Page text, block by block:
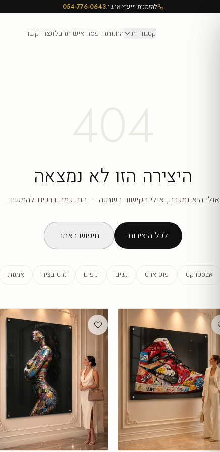
להזמנות וייעוץ אישי:054-776-0643
קטגוריות החנותהדפסה אישיתהבלוגצרו קשר
היצירה הזו לא נמצאה
אולי היא נמכרה, אולי הקישור השתנה — הנה כמה דרכים להמשיך.
לכל היצירות חיפוש באתר
אבסטרקט פופ ארט נשים נופים מוטיבציה אמנות